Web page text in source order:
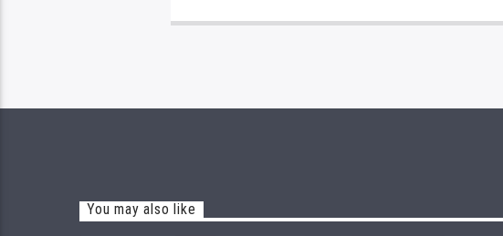
You may also like